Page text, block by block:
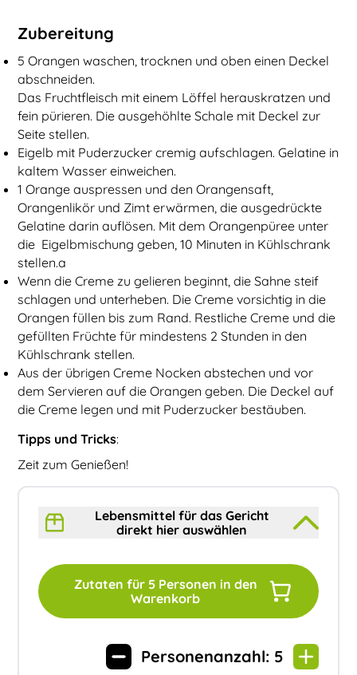
Zubereitung
5 Orangen waschen, trocknen und oben einen Deckel
abschneiden.
Das Fruchtfleisch mit einem Löffel herauskratzen und
fein pürieren. Die ausgehöhlte Schale mit Deckel zur
Seite stellen.
Eigelb mit Puderzucker cremig aufschlagen. Gelatine in
kaltem Wasser einweichen.
1 Orange auspressen und den Orangensaft,
Orangenlikör und Zimt erwärmen, die ausgedrückte
Gelatine darin auflösen. Mit dem Orangenpüree unter
die Eigelbmischung geben, 10 Minuten in Kühlschrank
stellen.a
Wenn die Creme zu gelieren beginnt, die Sahne steif
schlagen und unterheben. Die Creme vorsichtig in die
Orangen füllen bis zum Rand. Restliche Creme und die
gefüllten Früchte für mindestens 2 Stunden in den
Kühlschrank stellen.
Aus der übrigen Creme Nocken abstechen und vor
dem Servieren auf die Orangen geben. Die Deckel auf
die Creme legen und mit Puderzucker bestäuben.
Tipps und Tricks:
Zeit zum Genießen!
Lebensmittel für das Gericht
direkt hier auswählen
Zutaten für 5Personen in den
Warenkorb
Personenanzahl: 5